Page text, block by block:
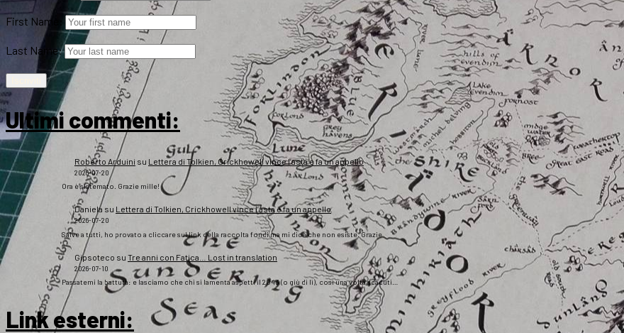
First Name:
Last Name:
Ultimi commenti:
Roberto Arduini su Lettera di Tolkien, Crickhowell vince l’asta e fa un appello
2026-07-20
Ora è sistemato. Grazie mille!
Daniela su Lettera di Tolkien, Crickhowell vince l’asta e fa un appello
2026-07-20
Salve a tutti, ho provato a cliccare sul link della raccolta fondi ma mi dice che non esiste. Grazie
Gipsoteco su Tre anni con Fatica… Lost in translation
2026-07-10
Passatemi la battuta: e lasciamo che chi si lamenta aspetti il 2043 (o giù di lì), così una volta scaduti…
Link esterni: